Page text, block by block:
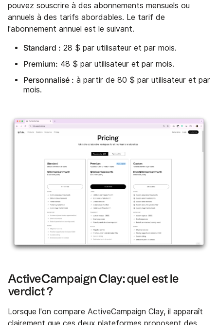
pouvez souscrire à des abonnements mensuels ou
annuels à des tarifs abordables. Le tarif de
l'abonnement annuel est le suivant.
Standard : 28 $ par utilisateur et par mois.
Premium: 48 $ par utilisateur et par mois.
Personnalisé : à partir de 80 $ par utilisateur et par
mois.
ActiveCampaign Clay: quel est le
verdict ?
Lorsque l'on compare ActiveCampaign Clay, il apparaît